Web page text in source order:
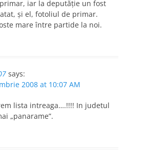
iar la deputăţie un fost
şi el, fotoliul de primar.
mare între partide la noi.
says:
2008 at 10:07 AM
lista intreaga….!!!! In judetul
„panarame”.